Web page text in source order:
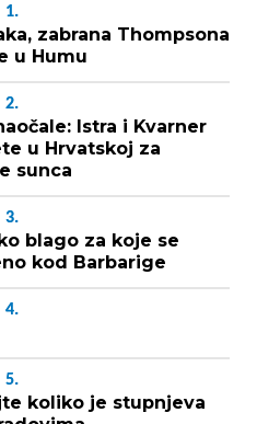
1.
zabrana Thompsona
u Humu
2.
Istra i Kvarner
u Hrvatskoj za
sunca
3.
blago za koje se
kod Barbarige
4.
5.
koliko je stupnjeva